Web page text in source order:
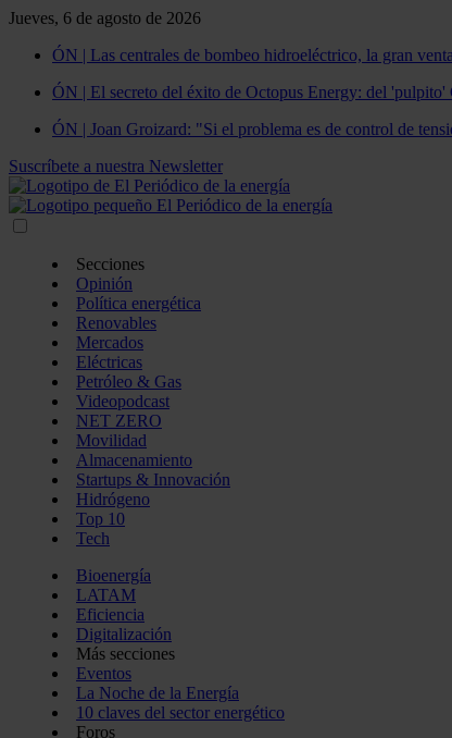
Jueves, 6 de agosto de 2026
ÓN | Las centrales de bombeo hidroeléctrico, la gran
ÓN | El secreto del éxito de Octopus Energy: del 'pulpito'
ÓN | Joan Groizard: "Si el problema es de control de
Suscríbete a nuestra Newsletter
Secciones
Opinión
Política energética
Renovables
Mercados
Eléctricas
Petróleo & Gas
Videopodcast
NET ZERO
Movilidad
Almacenamiento
Startups & Innovación
Hidrógeno
Top 10
Tech
Bioenergía
LATAM
Eficiencia
Digitalización
Más secciones
Eventos
La Noche de la Energía
10 claves del sector energético
Foros